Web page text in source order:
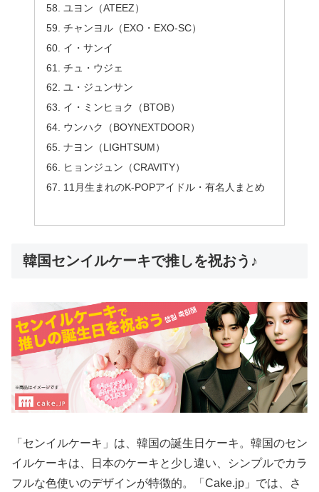
ユヨン（ATEEZ）
チャンヨル（EXO・EXO-SC）
イ・サンイ
チュ・ウジェ
ユ・ジュンサン
イ・ミンヒョク（BTOB）
ウンハク（BOYNEXTDOOR）
ナヨン（LIGHTSUM）
ヒョンジュン（CRAVITY）
11月生まれのK-POPアイドル・有名人まとめ
韓国センイルケーキで推しを祝おう♪
「センイルケーキ」は、韓国の誕生日ケーキ。韓国のセン
イルケーキは、日本のケーキと少し違い、シンプルでカラ
フルな色使いのデザインが特徴的。「Cake.jp」では、さ